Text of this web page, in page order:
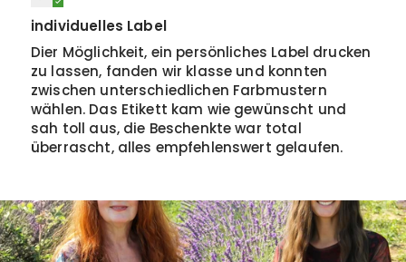
individuelles Label
Dier Möglichkeit, ein persönliches Label drucken
zu lassen, fanden wir klasse und konnten
zwischen unterschiedlichen Farbmustern
wählen. Das Etikett kam wie gewünscht und
sah toll aus, die Beschenkte war total
überrascht, alles empfehlenswert gelaufen.